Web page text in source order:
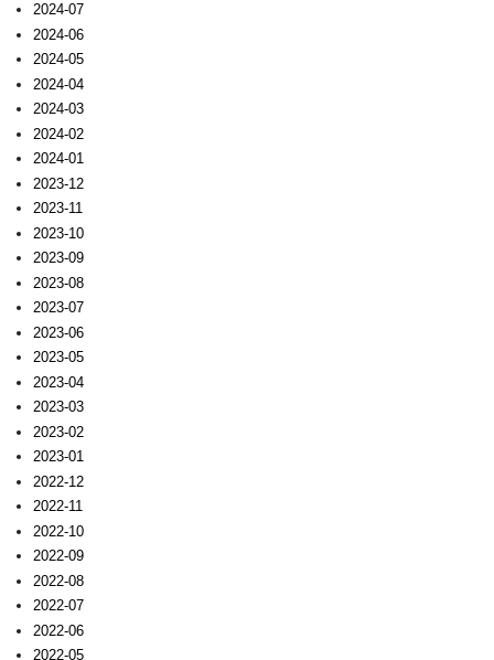
2024-07
2024-06
2024-05
2024-04
2024-03
2024-02
2024-01
2023-12
2023-11
2023-10
2023-09
2023-08
2023-07
2023-06
2023-05
2023-04
2023-03
2023-02
2023-01
2022-12
2022-11
2022-10
2022-09
2022-08
2022-07
2022-06
2022-05